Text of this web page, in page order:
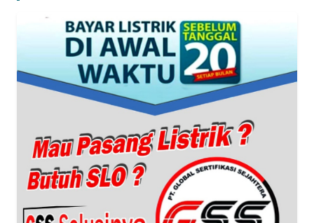
KEPRI
WN
PAPUA